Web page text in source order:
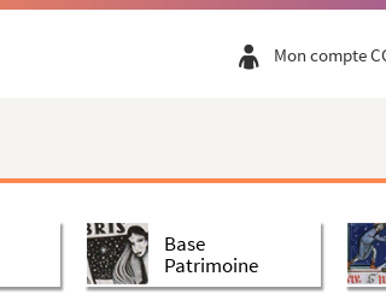
Mon compte
Base
Patrimoine